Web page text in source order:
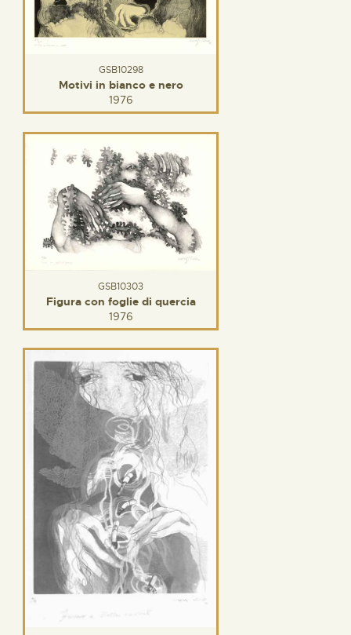
GSB10298
Motivi in bianco e nero
1976
GSB10303
Figura con foglie di quercia
1976